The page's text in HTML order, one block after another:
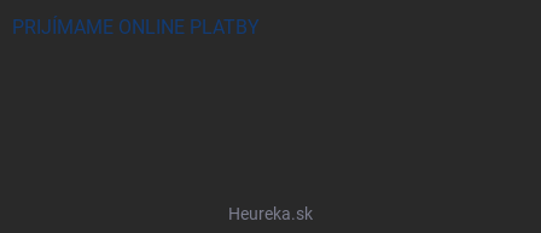
PRIJÍMAME ONLINE PLATBY
Heureka.sk